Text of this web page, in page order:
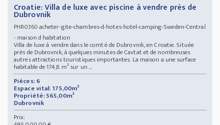
Croatie: Villa de luxe avec piscine à vendre près de
Dubrovnik
PHR0360 acheter-gite-chambres-d-hotes-hotel-camping-Sweden-Central
- maison d habitation
Villa de luxe à vendre dans le comté de Dubrovnik, en Croatie. Située
près de Dubrovnik, à quelques minutes de Cavtat et de nombreuses
autres attractions touristiques importantes. La maison a une surface
habitable de 174,8 m² sur un ...
Pièces: 6
Espace vital: 175,00m²
Propriété: 565,00m²
Dubrovnik
Prix: